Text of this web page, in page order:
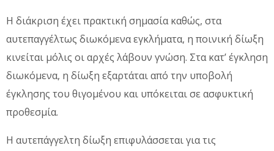
Η διάκριση έχει πρακτική σημασία καθώς, στα
αυτεπαγγέλτως διωκόμενα εγκλήματα, η ποινική δίωξη
κινείται μόλις οι αρχές λάβουν γνώση. Στα κατ’ έγκληση
διωκόμενα, η δίωξη εξαρτάται από την υποβολή
έγκλησης του θιγομένου και υπόκειται σε ασφυκτική
προθεσμία.
Η αυτεπάγγελτη δίωξη επιφυλάσσεται για τις